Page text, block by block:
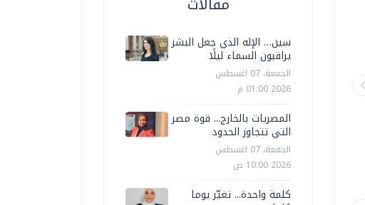
سين… الإله الذي جعل البشر
يراقبون السماء ليلًا
الجمعة، 07 اغسطس
2026 01:00 م
المصريات بالخارج... قوة مصر
التي تتجاوز الحدود
الجمعة، 07 اغسطس
2026 10:00 ص
كلمة واحدة... تغيّر يوما